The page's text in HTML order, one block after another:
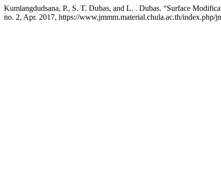
Kumlangdudsana, P., S. T. Dubas, and L. . Dubas. “Surface
no. 2, Apr. 2017, https://www.jmmm.material.chula.ac.th/index.php/